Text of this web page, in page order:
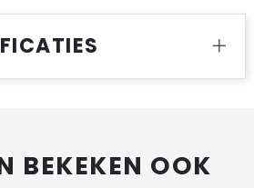
BEKEKEN OOK